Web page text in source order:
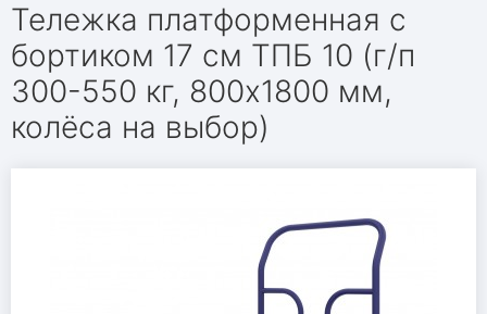
Тележка платформенная с
бортиком 17 см ТПБ 10 (г/п
300-550 кг, 800х1800 мм,
колёса на выбор)